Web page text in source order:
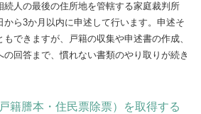
続人の最後の住所地を管轄する家庭裁判所
から3か月以内に申述して行います。申述そ
できますが、戸籍の収集や申述書の作成、
回答まで、慣れない書類のやり取りが続き
籍謄本・住民票除票）を取得する